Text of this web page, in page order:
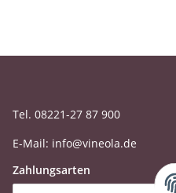
Tel. 08221-27 87 900
E-Mail: info@vineola.de
Zahlungsarten